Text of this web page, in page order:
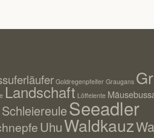
Goldregenpfeifer Graugans
Landschaft Löffelente
SchleiereuleSeeadler
UhuWaldkauz